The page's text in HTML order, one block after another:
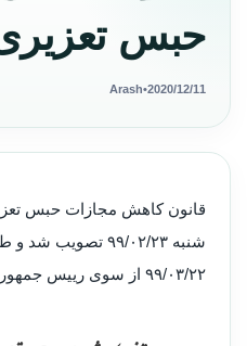
حبس
2020/12/11
•
Arash
قانون کاهش مجازات حبس
۹۹/۰۳/۲۲ از سوی رییس جمهور ابلاغ گردید.